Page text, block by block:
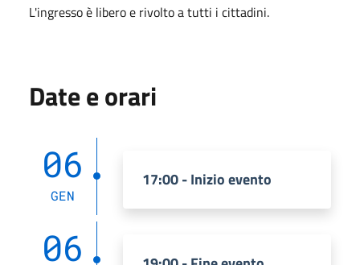
L'ingresso è libero e rivolto a tutti i cittadini.
Date e orari
06
GEN
17:00 - Inizio evento
06